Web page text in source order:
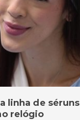
linha de séruns
relógio